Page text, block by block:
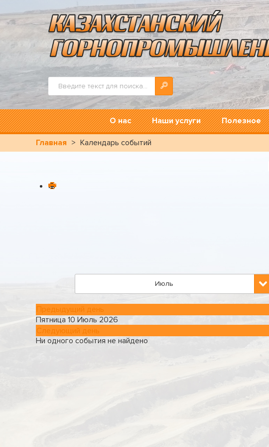
О нас Наши услуги Полезное
Главная > Календарь событий
Июль
Предыдущий день
Пятница 10 Июль 2026
Следующий день
Ни одного события не найдено